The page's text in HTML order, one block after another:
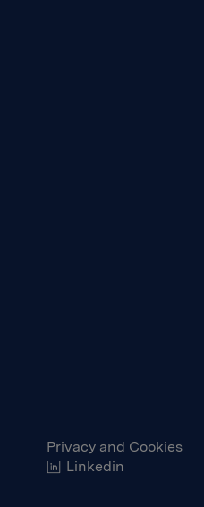
Privacy and Cookies
Linkedin